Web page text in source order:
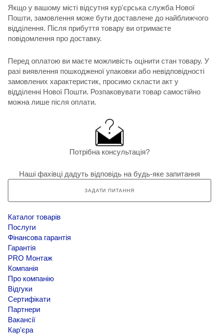
Якщо у вашому місті відсутня кур'єрська служба Нової
Пошти, замовлення може бути доставлене до найближчого
відділення. Після прибуття товару ви отримаєте
повідомлення про доставку.
Перед оплатою ви маєте можливість оцінити стан товару. У
разі виявлення пошкодженої упаковки або невідповідності
замовлених характеристик, просимо скласти акт у
відділенні Нової Пошти. Розпаковувати товар самостійно
можна лише після оплати.
Потрібна консультація?
Наші фахівці дадуть відповідь на будь-яке запитання
ЗАДАТИ ПИТАННЯ
Каталог товарів
Послуги
Фінансова гарантія
Гарантія
PRO Монтаж
Компанія
Про компанію
Відгуки
Сертифікати
Партнери
Вакансії
Кар'єра